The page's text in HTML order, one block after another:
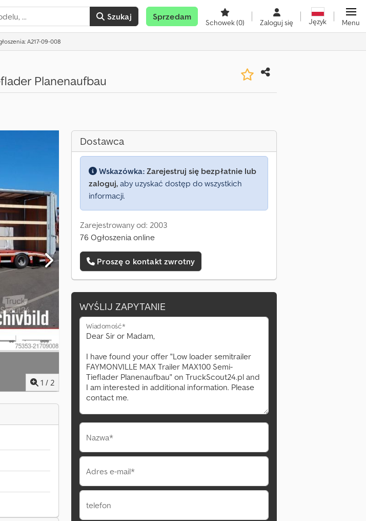
Szukaj Sprzedam
Schowek(0) Zaloguj się Język Menu
A217-09-008
Planenaufbau
1 / 2
Dostawca
Wskazówka: Zarejestruj się bezpłatnie lub
zaloguj, aby uzyskać dostęp do wszystkich
informacji.
Zarejestrowany od: 2003
76 Ogłoszenia online
Proszę o kontakt zwrotny
WYŚLIJ ZAPYTANIE
Wiadomość*
Nazwa*
Adres e-mail*
telefon